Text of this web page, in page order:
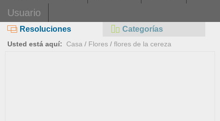
Usuario
Resoluciones Categorías
Usted está aquí: Casa / Flores / flores de la cereza